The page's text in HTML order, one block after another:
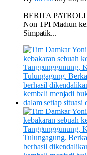
BERITA
Non TPI Madiun
Simpatik...